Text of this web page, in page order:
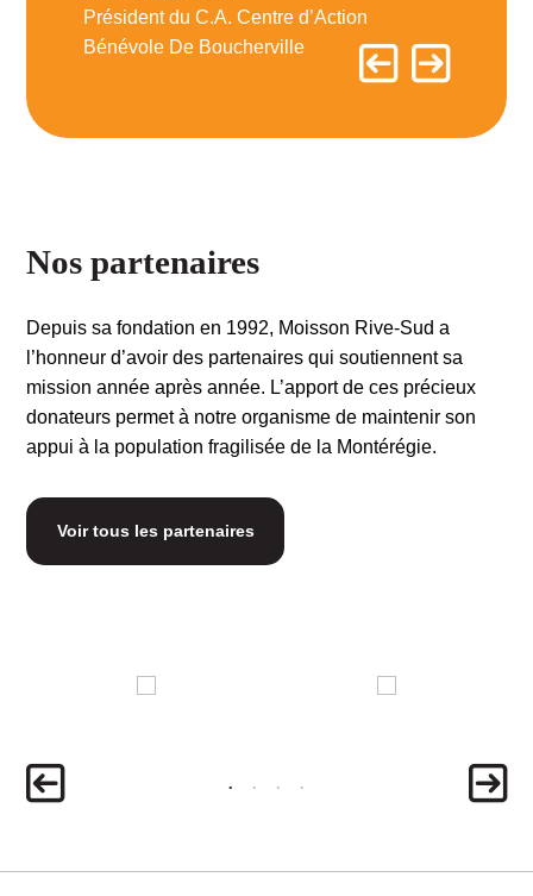
Président du C.A. Centre d’Action
Bénévole De Boucherville
Nos partenaires
Depuis sa fondation en 1992, Moisson Rive-Sud a
l’honneur d’avoir des partenaires qui soutiennent sa
mission année après année. L’apport de ces précieux
donateurs permet à notre organisme de maintenir son
appui à la population fragilisée de la Montérégie.
Voir tous les partenaires